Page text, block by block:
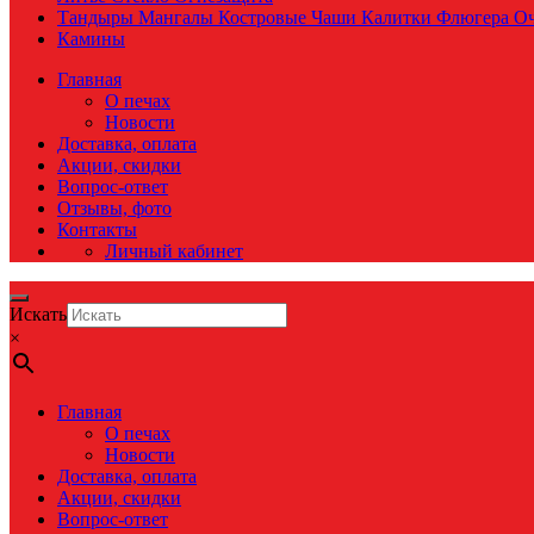
Тандыры Мангалы Костровые Чаши Калитки Флюгера
Камины
Главная
О печах
Новости
Доставка, оплата
Акции, скидки
Вопрос-ответ
Отзывы, фото
Контакты
Личный кабинет
Искать
×
Главная
О печах
Новости
Доставка, оплата
Акции, скидки
Вопрос-ответ